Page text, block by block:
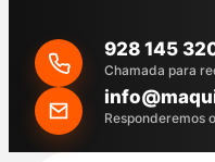
r
c
h
928 145
Chamada para
Responderemos